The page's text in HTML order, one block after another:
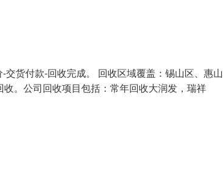
货付款-回收完成。 回收区域覆盖：锡山区、惠
。公司回收项目包括：常年回收大润发，瑞祥